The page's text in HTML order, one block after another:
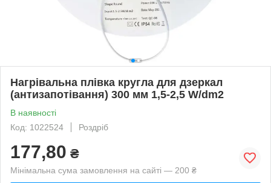
Нагрівальна плівка кругла для дзеркал
(антизапотівання) 300 мм 1,5-2,5 W/dm2
В наявності
Код: 1022524
Роздріб
177,80 ₴
Мінімальна сума замовлення на сайті — 200 ₴